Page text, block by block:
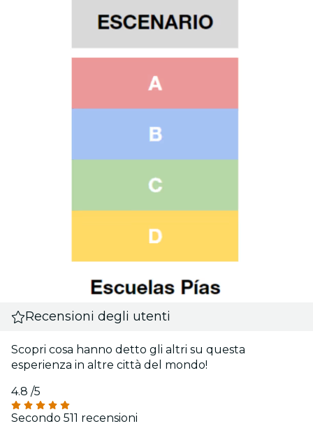
Recensioni degli utenti
Scopri cosa hanno detto gli altri su questa
esperienza in altre città del mondo!
4.8 /5
Secondo 511 recensioni